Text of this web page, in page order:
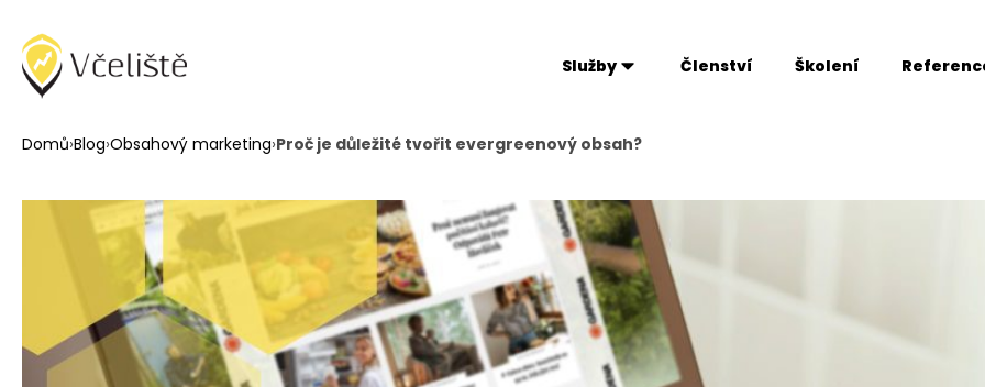
Služby Členství Školení
Domů›Blog›Obsahový marketing›Proč je důležité tvořit evergreenový obsah?